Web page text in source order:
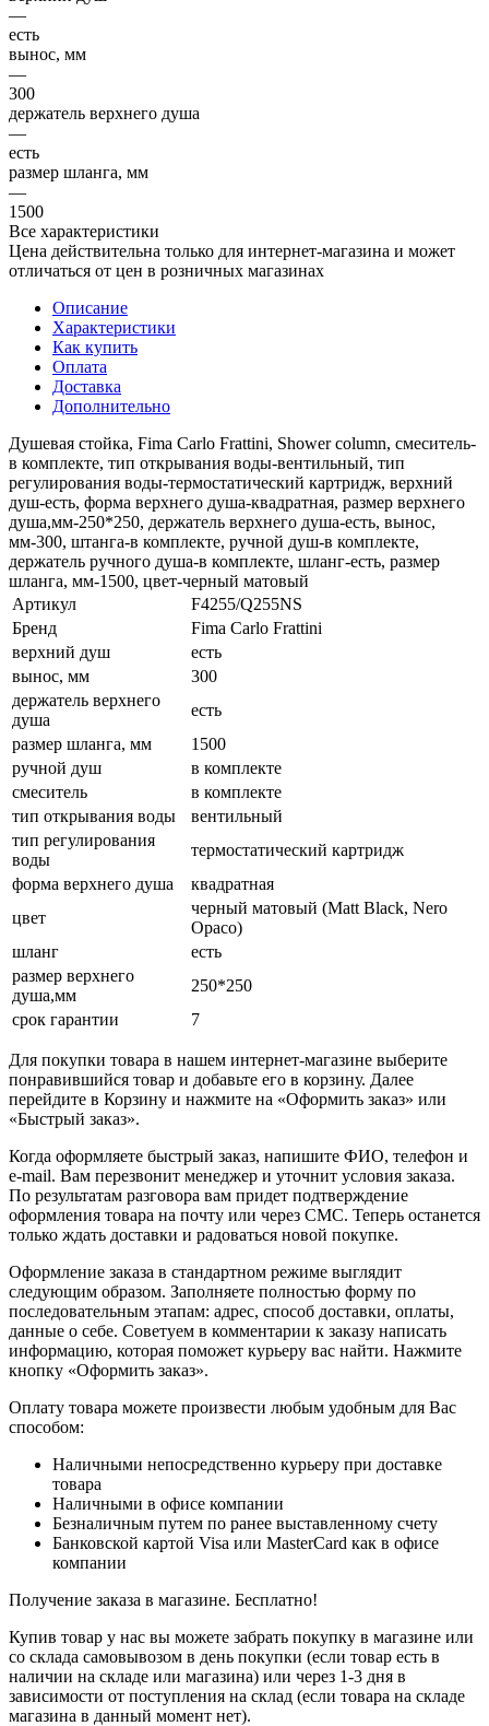
—
есть
вынос, мм
—
300
держатель верхнего душа
—
есть
размер шланга, мм
—
1500
Все характеристики
Цена действительна только для интернет-магазина и может
отличаться от цен в розничных магазинах
Описание
Характеристики
Как купить
Оплата
Доставка
Дополнительно
Душевая стойка, Fima Carlo Frattini, Shower column, смеситель-
в комплекте, тип открывания воды-вентильный, тип
регулирования воды-термостатический картридж, верхний
душ-есть, форма верхнего душа-квадратная, размер верхнего
душа,мм-250*250, держатель верхнего душа-есть, вынос,
мм-300, штанга-в комплекте, ручной душ-в комплекте,
держатель ручного душа-в комплекте, шланг-есть, размер
шланга, мм-1500, цвет-черный матовый
Артикул
F4255/Q255NS
Бренд
Fima Carlo Frattini
верхний душ
есть
вынос, мм
300
держатель верхнего
душа
есть
размер шланга, мм
1500
ручной душ
в комплекте
смеситель
в комплекте
тип открывания воды
вентильный
тип регулирования
воды
термостатический картридж
форма верхнего душа
квадратная
цвет
черный матовый (Matt Black, Nero
Opaco)
шланг
есть
размер верхнего
душа,мм
250*250
срок гарантии
7
Для покупки товара в нашем интернет-магазине выберите
понравившийся товар и добавьте его в корзину. Далее
перейдите в Корзину и нажмите на «Оформить заказ» или
«Быстрый заказ».
Когда оформляете быстрый заказ, напишите ФИО, телефон и
e-mail. Вам перезвонит менеджер и уточнит условия заказа.
По результатам разговора вам придет подтверждение
оформления товара на почту или через СМС. Теперь останется
только ждать доставки и радоваться новой покупке.
Оформление заказа в стандартном режиме выглядит
следующим образом. Заполняете полностью форму по
последовательным этапам: адрес, способ доставки, оплаты,
данные о себе. Советуем в комментарии к заказу написать
информацию, которая поможет курьеру вас найти. Нажмите
кнопку «Оформить заказ».
Оплату товара можете произвести любым удобным для Вас
способом:
Наличными непосредственно курьеру при доставке
товара
Наличными в офисе компании
Безналичным путем по ранее выставленному счету
Банковской картой Visa или MasterCard как в офисе
компании
Получение заказа в магазине. Бесплатно!
Купив товар у нас вы можете забрать покупку в магазине или
со склада самовывозом в день покупки (если товар есть в
наличии на складе или магазина) или через 1-3 дня в
зависимости от поступления на склад (если товара на складе
магазина в данный момент нет).